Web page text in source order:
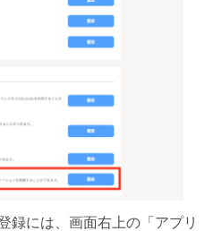
録には、画面右上の「アプリ